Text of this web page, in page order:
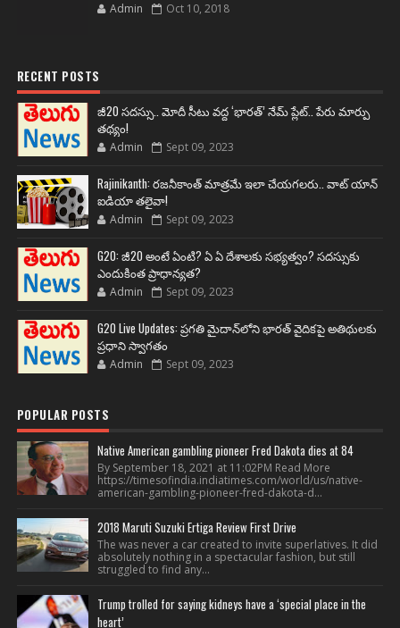
Admin Oct 10, 2018
RECENT POSTS
జీ20 సదస్సు.. మోదీ సీటు వద్ద ‘భారత్’ నేమ్ ప్లేట్‌.. పేరు మార్పు
తథ్యం!
Admin Sept 09, 2023
Rajinikanth: రజనీకాంత్ మాత్రమే ఇలా చేయగలరు.. వాట్ యాన్
ఐడియా తలైవా!
Admin Sept 09, 2023
G20: జీ20 అంటే ఏంటి? ఏ ఏ దేశాలకు సభ్యత్వం? సదస్సుకు
ఎందుకింత ప్రాధాన్యత?
Admin Sept 09, 2023
G20 Live Updates: ప్రగతి మైదాన్‌లోని భారత్ వైదికపై అతిథులకు
ప్రధాని స్వాగతం
Admin Sept 09, 2023
POPULAR POSTS
Native American gambling pioneer Fred Dakota dies at 84
By September 18, 2021 at 11:02PM Read More
https://timesofindia.indiatimes.com/world/us/native-
american-gambling-pioneer-fred-dakota-d...
2018 Maruti Suzuki Ertiga Review First Drive
The was never a car created to invite superlatives. It did
absolutely nothing in a spectacular fashion, but still
struggled to find any...
Trump trolled for saying kidneys have a ‘special place in the
heart’